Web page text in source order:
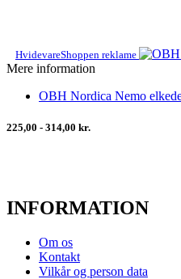
HvidevareShoppen reklame
Mere information
OBH Nordica Nemo
225,00 - 314,00 kr.
INFORMATION
Om os
Kontakt
Vilkår og person data